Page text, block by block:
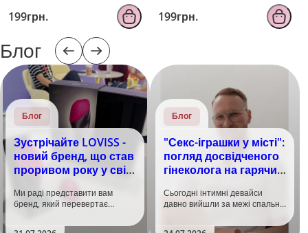
червоний
199грн.
серебро
199грн.
Блог
Блог
Зустрічайте LOVISS -
новий бренд, що став
проривом року у світі
Ми раді представити вам
бренд, який перевертає
та вже встиг стати сенсацією
Блог
"Секс-іграшки у місті":
погляд досвідченого
гінеколога на гарячий
Сьогодні інтимні девайси
давно вийшли за межі спальні.
безшумні моторчики та